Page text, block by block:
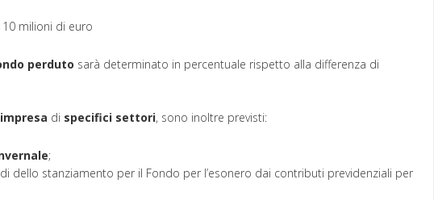
milioni di euro
perduto sarà determinato in percentuale rispetto alla differenza di
di specifici settori, sono inoltre previsti:
;
dello stanziamento per il Fondo per l’esonero dai contributi previdenziali per